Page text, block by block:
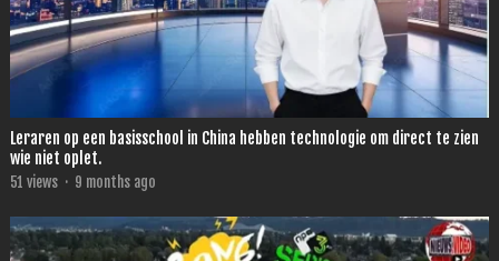
Leraren op een basisschool in China hebben technologie om direct te zien
wie niet oplet.
51 views · 9 months ago